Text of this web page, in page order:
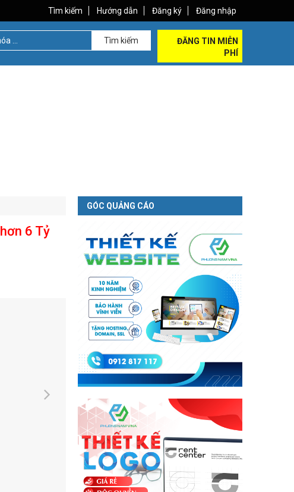
Tìm kiếm Hướng dẫn Đăng ký Đăng nhập
Tìm kiếm
ĐĂNG TIN MIỄN
PHÍ
6 Tỷ
GÓC QUẢNG CÁO